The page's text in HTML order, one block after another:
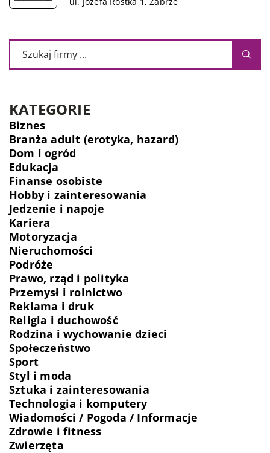
KATEGORIE
Biznes
Branża adult (erotyka, hazard)
Dom i ogród
Edukacja
Finanse osobiste
Hobby i zainteresowania
Jedzenie i napoje
Kariera
Motoryzacja
Nieruchomości
Podróże
Prawo, rząd i polityka
Przemysł i rolnictwo
Reklama i druk
Religia i duchowość
Rodzina i wychowanie dzieci
Społeczeństwo
Sport
Styl i moda
Sztuka i zainteresowania
Technologia i komputery
Wiadomości / Pogoda / Informacje
Zdrowie i fitness
Zwierzęta